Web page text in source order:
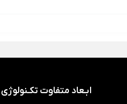
ابـعاد متفاوت تکـنولوژی